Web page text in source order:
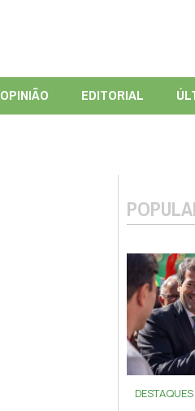
OPINIÃO EDITORIAL
DESTAQUES